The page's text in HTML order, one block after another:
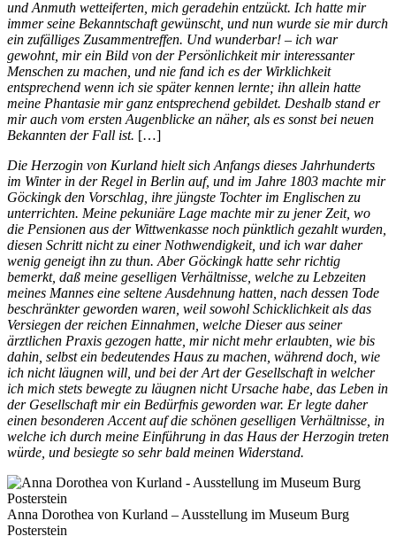
und Anmuth wetteiferten, mich geradehin entzückt. Ich hatte mir
immer seine Bekanntschaft gewünscht, und nun wurde sie mir durch
ein zufälliges Zusammentreffen. Und wunderbar! – ich war
gewohnt, mir ein Bild von der Persönlichkeit mir interessanter
Menschen zu machen, und nie fand ich es der Wirklichkeit
entsprechend wenn ich sie später kennen lernte; ihn allein hatte
meine Phantasie mir ganz entsprechend gebildet. Deshalb stand er
mir auch vom ersten Augenblicke an näher, als es sonst bei neuen
Bekannten der Fall ist. […]
Die Herzogin von Kurland hielt sich Anfangs dieses Jahrhunderts
im Winter in der Regel in Berlin auf, und im Jahre 1803 machte mir
Göckingk den Vorschlag, ihre jüngste Tochter im Englischen zu
unterrichten. Meine pekuniäre Lage machte mir zu jener Zeit, wo
die Pensionen aus der Wittwenkasse noch pünktlich gezahlt wurden,
diesen Schritt nicht zu einer Nothwendigkeit, und ich war daher
wenig geneigt ihn zu thun. Aber Göckingk hatte sehr richtig
bemerkt, daß meine geselligen Verhältnisse, welche zu Lebzeiten
meines Mannes eine seltene Ausdehnung hatten, nach dessen Tode
beschränkter geworden waren, weil sowohl Schicklichkeit als das
Versiegen der reichen Einnahmen, welche Dieser aus seiner
ärztlichen Praxis gezogen hatte, mir nicht mehr erlaubten, wie bis
dahin, selbst ein bedeutendes Haus zu machen, während doch, wie
ich nicht läugnen will, und bei der Art der Gesellschaft in welcher
ich mich stets bewegte zu läugnen nicht Ursache habe, das Leben in
der Gesellschaft mir ein Bedürfnis geworden war. Er legte daher
einen besonderen Accent auf die schönen geselligen Verhältnisse, in
welche ich durch meine Einführung in das Haus der Herzogin treten
würde, und besiegte so sehr bald meinen Widerstand.
Anna Dorothea von Kurland – Ausstellung im Museum Burg
Posterstein